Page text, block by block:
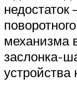
недостаток
механизма
заслонка-
устройства